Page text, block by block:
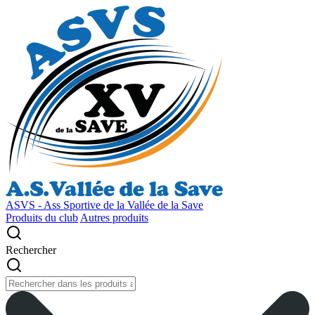
ASVS - Ass Sportive de la Vallée de la Save
Produits du club Autres produits
Rechercher